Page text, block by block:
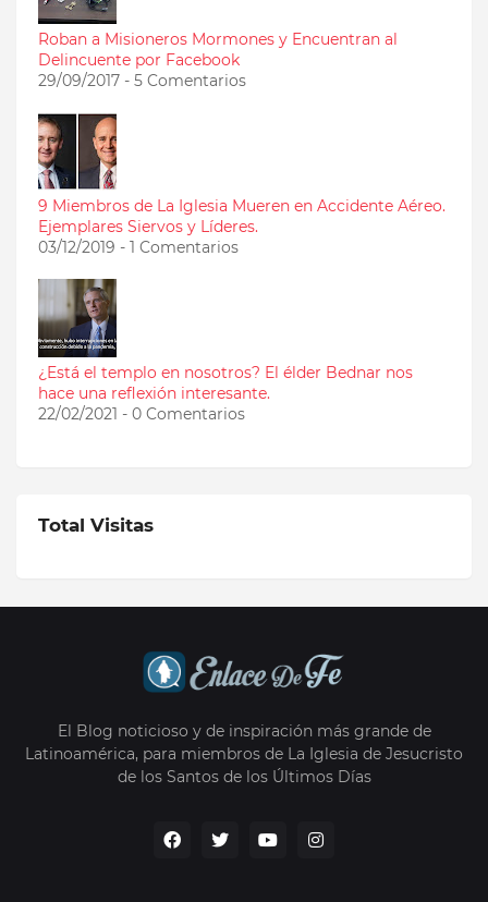
Roban a Misioneros Mormones y Encuentran al
Delincuente por Facebook
29/09/2017 - 5 Comentarios
9 Miembros de La Iglesia Mueren en Accidente Aéreo.
Ejemplares Siervos y Líderes.
03/12/2019 - 1 Comentarios
¿Está el templo en nosotros? El élder Bednar nos
hace una reflexión interesante.
22/02/2021 - 0 Comentarios
Total Visitas
El Blog noticioso y de inspiración más grande de
Latinoamérica, para miembros de La Iglesia de Jesucristo
de los Santos de los Últimos Días